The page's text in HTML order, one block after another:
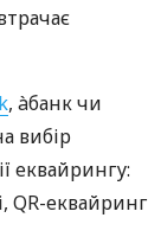
, àбанк чи
вибір
еквайрингу:
QR-еквайринг